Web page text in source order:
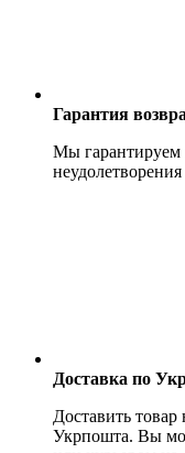
Гарантия
Мы гарантируем
Доставка по
Доставить
Укрпошта. Вы